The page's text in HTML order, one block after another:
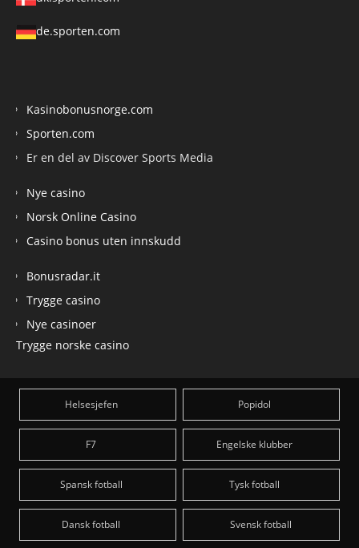
de.sporten.com
Kasinobonusnorge.com
Sporten.com
Er en del av Discover Sports Media
Nye casino
Norsk Online Casino
Casino bonus uten innskudd
Bonusradar.it
Trygge casino
Nye casinoer
Trygge norske casino
Helsesjefen Popidol
F7 Engelske klubber
Spansk fotball Tysk fotball
Dansk fotball Svensk fotball